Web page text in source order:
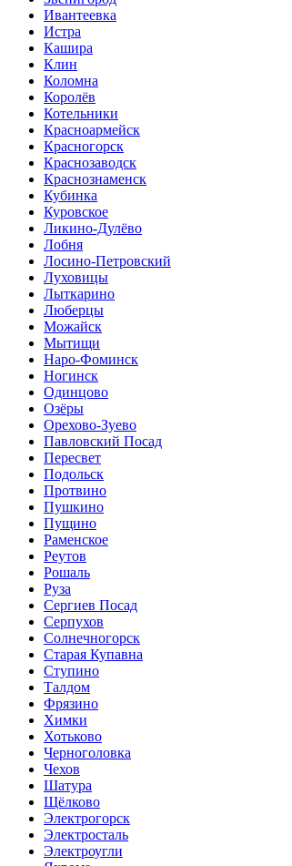
Ивантеевка
Истра
Кашира
Клин
Коломна
Королёв
Котельники
Красноармейск
Красногорск
Краснозаводск
Краснознаменск
Кубинка
Куровское
Ликино-Дулёво
Лобня
Лосино-Петровский
Луховицы
Лыткарино
Люберцы
Можайск
Мытищи
Наро-Фоминск
Ногинск
Одинцово
Озёры
Орехово-Зуево
Павловский Посад
Пересвет
Подольск
Протвино
Пушкино
Пущино
Раменское
Реутов
Рошаль
Руза
Сергиев Посад
Серпухов
Солнечногорск
Старая Купавна
Ступино
Талдом
Фрязино
Химки
Хотьково
Черноголовка
Чехов
Шатура
Щёлково
Электрогорск
Электросталь
Электроугли